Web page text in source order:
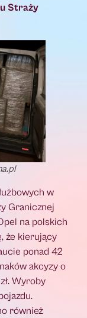
Straży
w
Granicznej
na polskich
że kierujący
ponad 42
akcyzy o
Wyroby
również